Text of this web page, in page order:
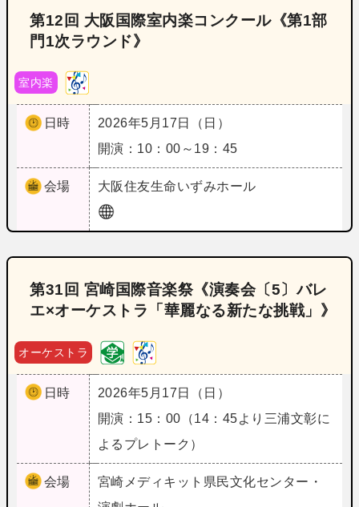
第12回 大阪国際室内楽コンクール《第1部
門1次ラウンド》
室内楽
日時
2026年5月17日（日）
開演：10：00～19：45
会場 大阪住友生命いずみホール
第31回 宮崎国際音楽祭《演奏会〔5〕バレ
エ×オーケストラ「華麗なる新たな挑戦」》
オーケストラ
日時
2026年5月17日（日）
開演：15：00（14：45より三浦文彰に
よるプレトーク）
会場 宮崎 メディキット県民文化センター・